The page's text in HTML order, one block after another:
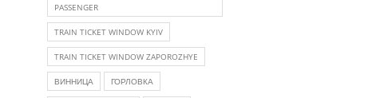
PASSENGER
TRAIN TICKET WINDOW KYIV
TRAIN TICKET WINDOW ZAPOROZHYE
ВИННИЦА ГОРЛОВКА